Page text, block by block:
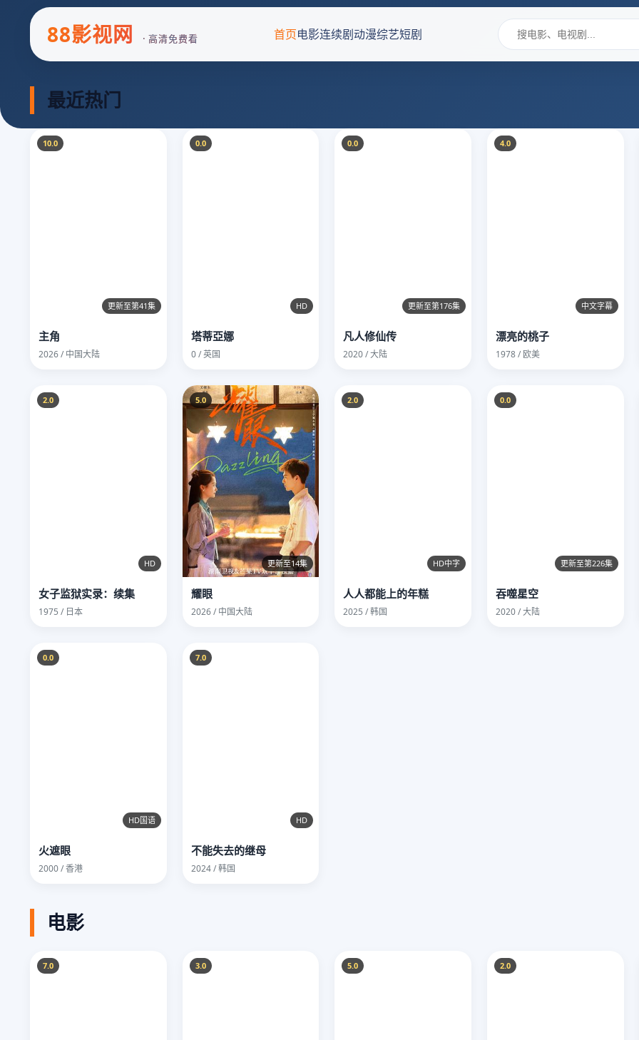
88影视网 · 高清免费看 首页电影连续剧动漫综艺短剧
最近热门
10.0
更新至第41集
主角
2026 / 中国大陆
0.0
HD
塔蒂亞娜
0 / 英国
0.0
更新至第176集
凡人修仙传
2020 / 大陆
4.0
中文字幕
漂亮的桃子
1978 / 欧美
2.0
HD
女子监狱实录：续集
1975 / 日本
5.0
更新至14集
耀眼
2026 / 中国大陆
2.0
HD中字
人人都能上的年糕
2025 / 韩国
0.0
更新至第226集
吞噬星空
2020 / 大陆
0.0
HD国语
火遮眼
2000 / 香港
7.0
HD
不能失去的继母
2024 / 韩国
电影
7.0 3.0 5.0 2.0